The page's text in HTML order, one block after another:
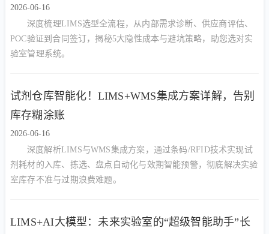
2026-06-16
深度梳理LIMS选型全流程，从内部需求诊断、供应商评估、
POC验证到合同签订，揭秘5大隐性成本与避坑策略，助您选对实
验室管理系统。
试剂仓库智能化！LIMS+WMS集成方案详解，告别
库存糊涂账
2026-06-16
深度解析LIMS与WMS集成方案，通过条码/RFID技术实现试
剂耗材的入库、拣选、盘点自动化与效期智能预警，彻底解决实验
室库存不准与过期浪费难题。
LIMS+AI大模型：未来实验室的“超级智能助手”长